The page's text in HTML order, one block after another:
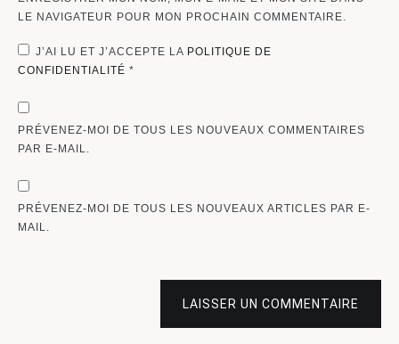
LE NAVIGATEUR POUR MON PROCHAIN COMMENTAIRE.
J’AI LU ET J’ACCEPTE LA POLITIQUE DE
CONFIDENTIALITÉ *
PRÉVENEZ-MOI DE TOUS LES NOUVEAUX COMMENTAIRES
PAR E-MAIL.
PRÉVENEZ-MOI DE TOUS LES NOUVEAUX ARTICLES PAR E-
MAIL.
LAISSER UN COMMENTAIRE